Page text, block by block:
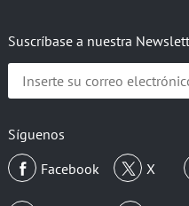
Suscríbase a nuestra
electrónico
Síguenos
Facebook
X